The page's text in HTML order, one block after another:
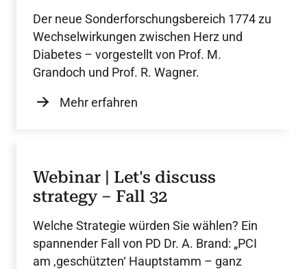
Der neue Sonderforschungsbereich 1774 zu
Wechselwirkungen zwischen Herz und
Diabetes – vorgestellt von Prof. M.
Grandoch und Prof. R. Wagner.
Mehr erfahren
Webinar | Let's discuss
strategy – Fall 32
Welche Strategie würden Sie wählen? Ein
spannender Fall von PD Dr. A. Brand: „PCI
am ‚geschützten‘ Hauptstamm – ganz